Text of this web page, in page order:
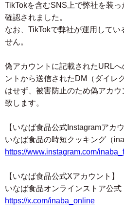
TikTokを含むSNS上で弊社を装
確認されました。
なお、TikTokで弊社が運用してい
せん。
偽アカウントに記載されたURL
ントから送信されたDM（ダイレ
はせず、被害防止のため偽アカ
致します。
【いなば食品公式Instagramアカウ
いなば食品の時短クッキング（
https://www.instagram.com/
【いなば食品公式Xアカウント】
いなば食品オンラインストア公式
https://x.com/inaba_online